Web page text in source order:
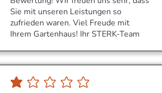
Sie mit unseren Leistungen so
zufrieden waren. Viel Freude mit
Ihrem Gartenhaus! Ihr STERK-Team
durchschnittliches Rating ist 1 von 5